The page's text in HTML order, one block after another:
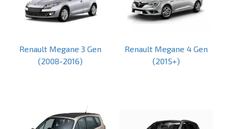
Renault Megane 3 Gen
(2008-2016)
Renault Megane 4 Gen
(2015+)